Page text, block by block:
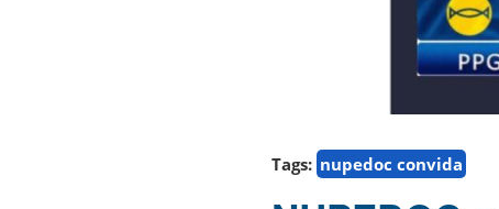
Tags: nupedoc convida